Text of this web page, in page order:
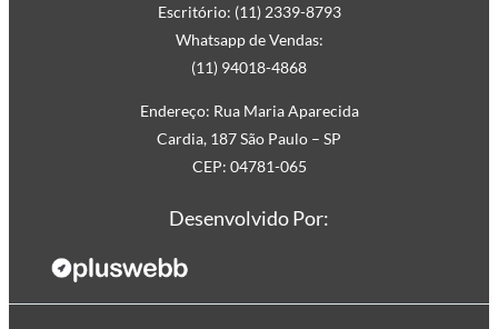
Escritório: (11) 2339-8793
Whatsapp de Vendas:
(11) 94018-4868
Endereço: Rua Maria Aparecida
Cardia, 187 São Paulo – SP
CEP: 04781-065
Desenvolvido Por: